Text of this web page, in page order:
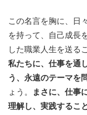
この名言を胸に、日
を持って、自己成長
した職業人生を送る
私たちに、仕事を通
う、永遠のテーマを
ょう。
まさに、仕事
理解し、実践するこ